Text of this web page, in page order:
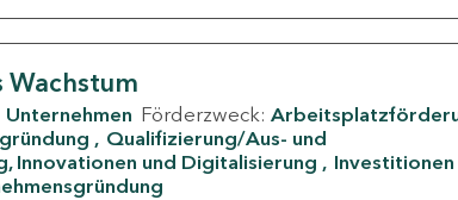
Unternehmen Förderzweck:
Qualifizierung/Aus- und
Innovationen und Digitalisierung
Investitionen